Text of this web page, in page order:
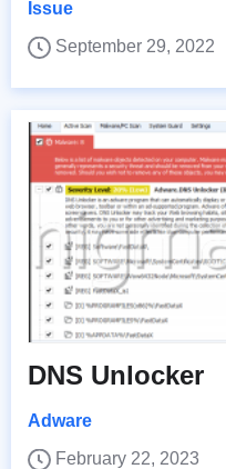
Issue
September 29, 2022
DNS Unlocker
Adware
February 22, 2023